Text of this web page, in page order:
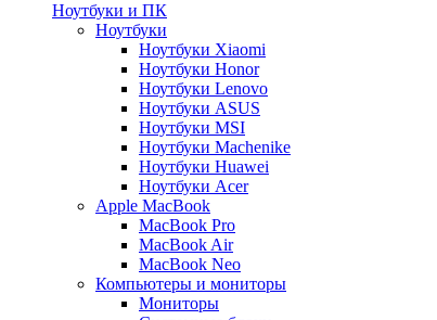
Ноутбуки и ПК
Ноутбуки
Ноутбуки Xiaomi
Ноутбуки Honor
Ноутбуки Lenovo
Ноутбуки ASUS
Ноутбуки MSI
Ноутбуки Machenike
Ноутбуки Huawei
Ноутбуки Acer
Apple MacBook
MacBook Pro
MacBook Air
MacBook Neo
Компьютеры и мониторы
Мониторы